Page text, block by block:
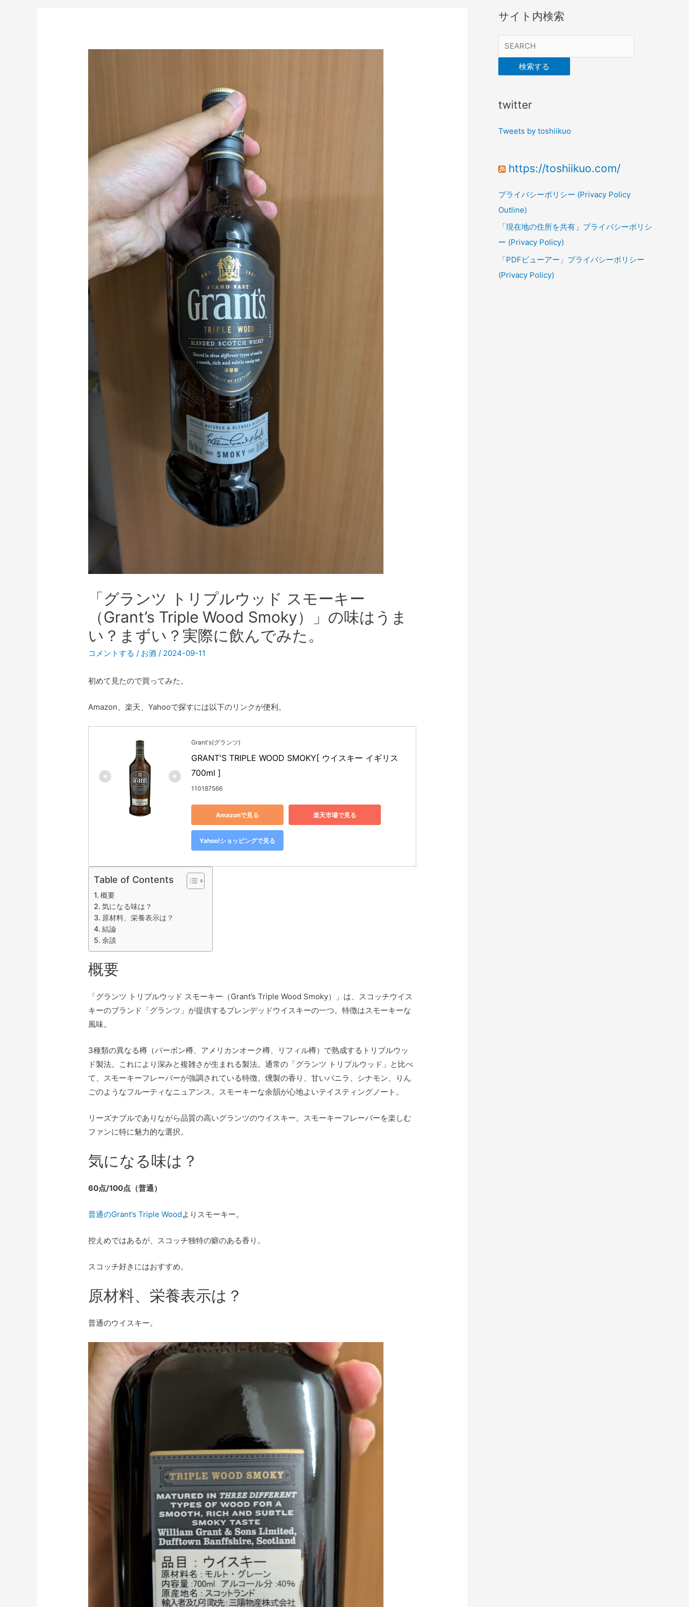
「グランツ トリプルウッド スモーキー
（Grant’s Triple Wood Smoky）」の味はうま
い？まずい？実際に飲んでみた。
コメントする / お酒 / 2024-09-11
初めて見たので買ってみた。
Amazon、楽天、Yahooで探すには以下のリンクが便利。
Grant's(グランツ)
GRANT'S TRIPLE WOOD SMOKY[ ウイスキー イギリス
700ml ]
110187566
Amazonで見る 楽天市場で見る
Yahoo!ショッピングで見る
Table of Contents
概要
気になる味は？
原材料、栄養表示は？
結論
余談
概要
「グランツ トリプルウッド スモーキー（Grant’s Triple Wood Smoky）」は、スコッチウイス
キーのブランド「グランツ」が提供するブレンデッドウイスキーの一つ。特徴はスモーキーな
風味。
3種類の異なる樽（バーボン樽、アメリカンオーク樽、リフィル樽）で熟成するトリプルウッ
ド製法。これにより深みと複雑さが生まれる製法。通常の「グランツ トリプルウッド」と比べ
て、スモーキーフレーバーが強調されている特徴。燻製の香り、甘いバニラ、シナモン、りん
ごのようなフルーティなニュアンス。スモーキーな余韻が心地よいテイスティングノート。
リーズナブルでありながら品質の高いグランツのウイスキー。スモーキーフレーバーを楽しむ
ファンに特に魅力的な選択。
気になる味は？
60点/100点（普通）
普通のGrant’s Triple Woodよりスモーキー。
控えめではあるが、スコッチ独特の癖のある香り。
スコッチ好きにはおすすめ。
原材料、栄養表示は？
普通のウイスキー。
サイト内検索
検索する
twitter
Tweets by toshiikuo
https://toshiikuo.com/
プライバシーポリシー (Privacy Policy
Outline)
「現在地の住所を共有」プライバシーポリシ
ー (Privacy Policy)
「PDFビューアー」プライバシーポリシー
(Privacy Policy)